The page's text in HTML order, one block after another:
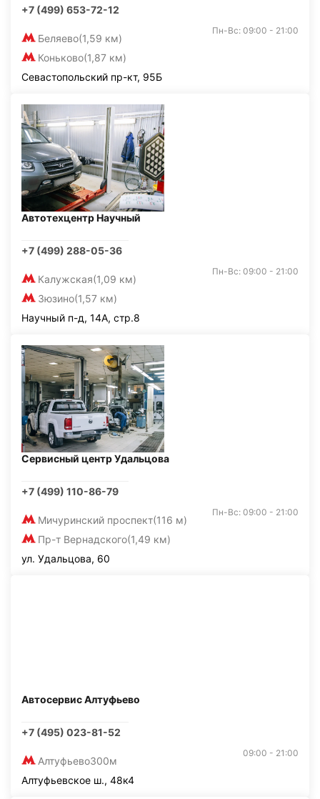
+7 (499) 653-72-12
Беляево(1,59 км)
Коньково(1,87 км)
Пн-Вс: 09:00 - 21:00
Севастопольский пр-кт, 95Б
Автотехцентр Научный
+7 (499) 288-05-36
Калужская(1,09 км)
Зюзино(1,57 км)
Пн-Вс: 09:00 - 21:00
Научный п-д, 14А, стр.8
Сервисный центр Удальцова
+7 (499) 110-86-79
Мичуринский проспект(116 м)
Пр-т Вернадского(1,49 км)
Пн-Вс: 09:00 - 21:00
ул. Удальцова, 60
Автосервис Алтуфьево
+7 (495) 023-81-52
Алтуфьево300м
09:00 - 21:00
Алтуфьевское ш., 48к4